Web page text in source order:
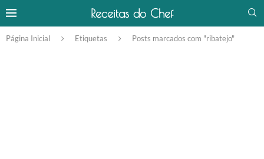
Receitas do Chef
Página Inicial Etiquetas Posts marcados com "ribatejo"